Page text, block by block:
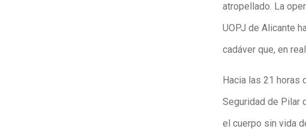
atropellado. La
UOPJ de Alicante
cadáver que, en
Hacia las 21 horas
Seguridad de Pilar
el cuerpo sin vida